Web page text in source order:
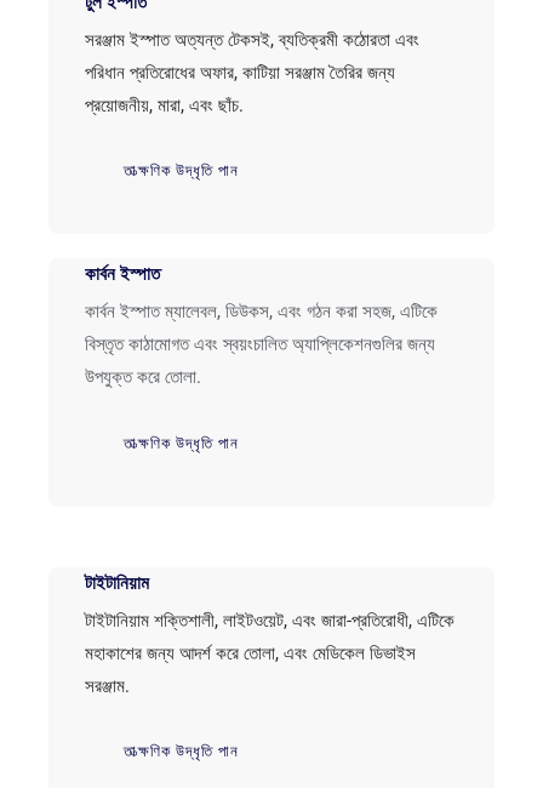
সরঞ্জাম ইস্পাত অত্যন্ত টেকসই, ব্যতিক্রমী কঠোরতা এবং
পরিধান প্রতিরোধের অফার, কাটিয়া সরঞ্জাম তৈরির জন্য
প্রয়োজনীয়, মারা, এবং ছাঁচ.
তাত্ক্ষণিক উদ্ধৃতি পান
কার্বন ইস্পাত
কার্বন ইস্পাত ম্যালেবল, ডিউকস, এবং গঠন করা সহজ, এটিকে
বিস্তৃত কাঠামোগত এবং স্বয়ংচালিত অ্যাপ্লিকেশনগুলির জন্য
উপযুক্ত করে তোলা.
তাত্ক্ষণিক উদ্ধৃতি পান
টাইটানিয়াম
টাইটানিয়াম শক্তিশালী, লাইটওয়েট, এবং জারা-প্রতিরোধী, এটিকে
মহাকাশের জন্য আদর্শ করে তোলা, এবং মেডিকেল ডিভাইস
সরঞ্জাম.
তাত্ক্ষণিক উদ্ধৃতি পান